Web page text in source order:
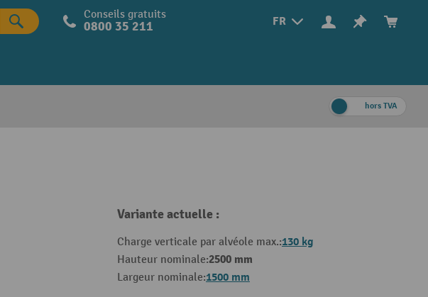
FR
Conseils gratuits
0800 35 211
hors TVA
Variante actuelle :
Charge verticale par alvéole max.:130 kg
Hauteur nominale:2500 mm
Largeur nominale:1500 mm